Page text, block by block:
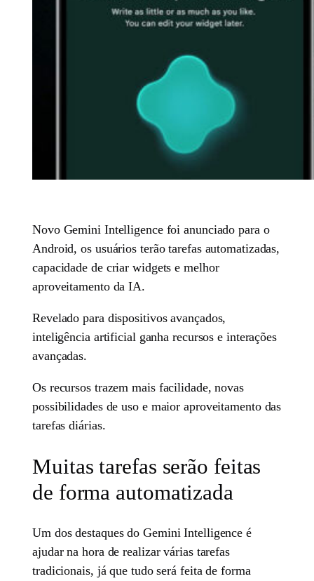
Novo Gemini Intelligence foi anunciado para o
Android, os usuários terão tarefas automatizadas,
capacidade de criar widgets e melhor
aproveitamento da IA.
Revelado para dispositivos avançados,
inteligência artificial ganha recursos e interações
avançadas.
Os recursos trazem mais facilidade, novas
possibilidades de uso e maior aproveitamento das
tarefas diárias.
Muitas tarefas serão feitas
de forma automatizada
Um dos destaques do Gemini Intelligence é
ajudar na hora de realizar várias tarefas
tradicionais, já que tudo será feita de forma